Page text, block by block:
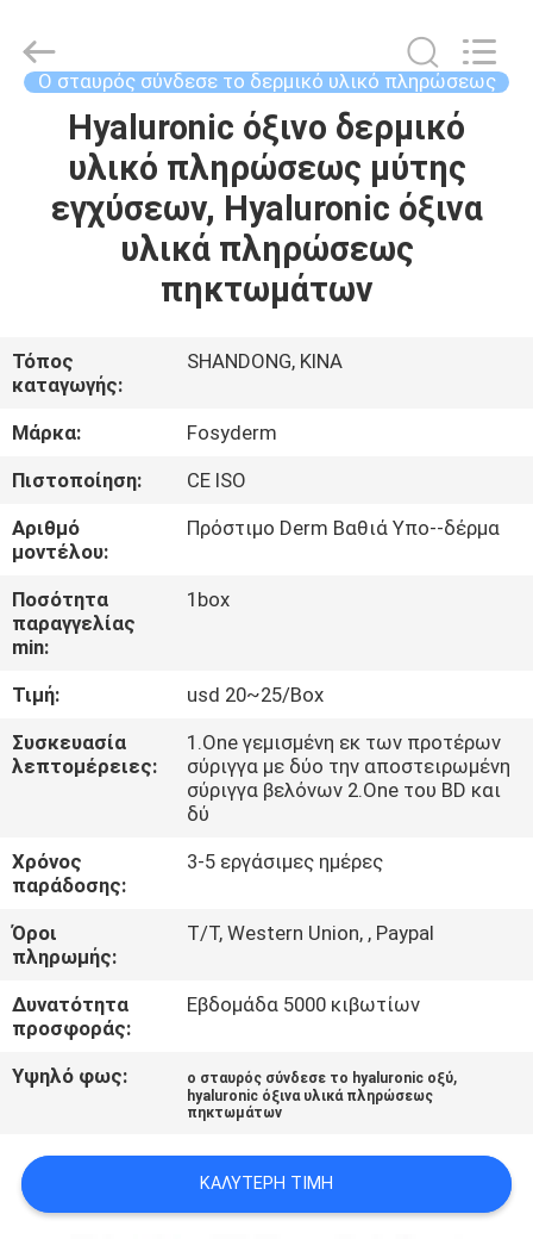
ΣΠΊΤΙ
ΠΡΟΪΌΝΤΑ
ΕΜΆΣ
ΕΠΙΣΚΈΨΕΙΣ
ΣΤΟ
ΕΡΓΟΣΤΆΣΙΟ
ΈΛΕΓΧΟΣ
ΠΟΙΌΤΗΤΑΣ
ΕΠΙΚΟΙΝΩΝΉΣΤΕ
ΜΑΖΊ
ΕΙΔΉΣΕΙΣ
ΥΠΟΘΈΣΕΙΣ
ΖΗΤΉΣΤΕ
ΜΙΑ
ΠΡΟΣΦΟΡΆ
SHOPPING
ONLINE
International
Trading
Ltd..
Ο σταυρός σύνδεσε το δερμικό υλικό πληρώσεως
Hyaluronic όξινο δερμικό
υλικό πληρώσεως μύτης
εγχύσεων, Hyaluronic όξινα
υλικά πληρώσεως
πηκτωμάτων
Τόπος
καταγωγής:
SHANDONG, ΚΙΝΑ
Μάρκα:
Fosyderm
Πιστοποίηση:
CE ISO
Αριθμό
μοντέλου:
Πρόστιμο Derm Βαθιά Υπο--δέρμα
Ποσότητα
παραγγελίας
min:
1box
Τιμή:
usd 20~25/Box
Συσκευασία
λεπτομέρειες:
1.One γεμισμένη εκ των προτέρων
σύριγγα με δύο την αποστειρωμένη
σύριγγα βελόνων 2.One του BD και
δύ
Χρόνος
παράδοσης:
3-5 εργάσιμες ημέρες
Όροι
πληρωμής:
T/T, Western Union, , Paypal
Δυνατότητα
προσφοράς:
Εβδομάδα 5000 κιβωτίων
Υψηλό φως: ο σταυρός σύνδεσε το hyaluronic οξύ,
hyaluronic όξινα υλικά πληρώσεως
πηκτωμάτων
ΚΑΛΎΤΕΡΗ ΤΙΜΉ